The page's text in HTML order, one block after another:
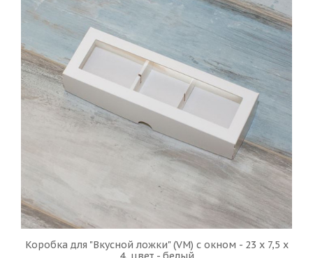
Коробка для "Вкусной ложки" (VM) с окном - 23 х 7,5 х